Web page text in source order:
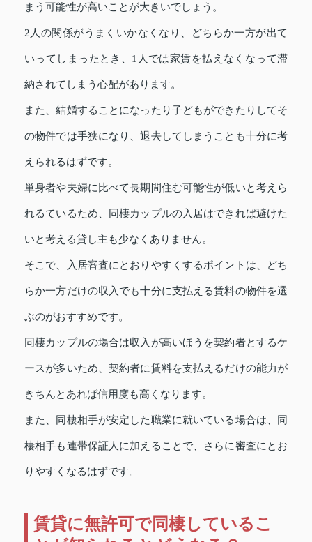
まう可能性が高いことが大きいでしょう。
2人の関係がうまくいかなくなり、どちらか一方が出て
いってしまったとき、1人では家賃を払えなくなって滞
納されてしまう心配があります。
また、結婚することになったり子どもができたりしてそ
の物件では手狭になり、退去してしまうことも十分に考
えられるはずです。
単身者や夫婦に比べて長期間住む可能性が低いと考えら
れるているため、同棲カップルの入居はできれば避けた
いと考える貸し主も少なくありません。
そこで、入居審査にとおりやすくするポイントは、どち
らか一方だけの収入でも十分に支払える賃料の物件を選
ぶのがおすすめです。
同棲カップルの場合は収入が高いほうを契約者とするケ
ースが多いため、契約者に賃料を支払えるだけの能力が
きちんとあれば信用度も高くなります。
また、同棲相手が安定した職業に就いている場合は、同
棲相手も連帯保証人に加えることで、さらに審査にとお
りやすくなるはずです。
賃貸に無許可で同棲しているこ